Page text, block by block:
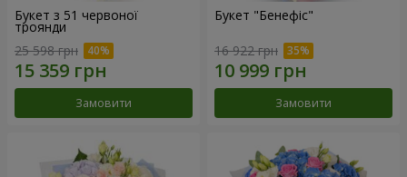
Букет з 51 червоної
троянди
25 598 грн
Замовити
Букет "Бенефіс"
16 922 грн
Замовити